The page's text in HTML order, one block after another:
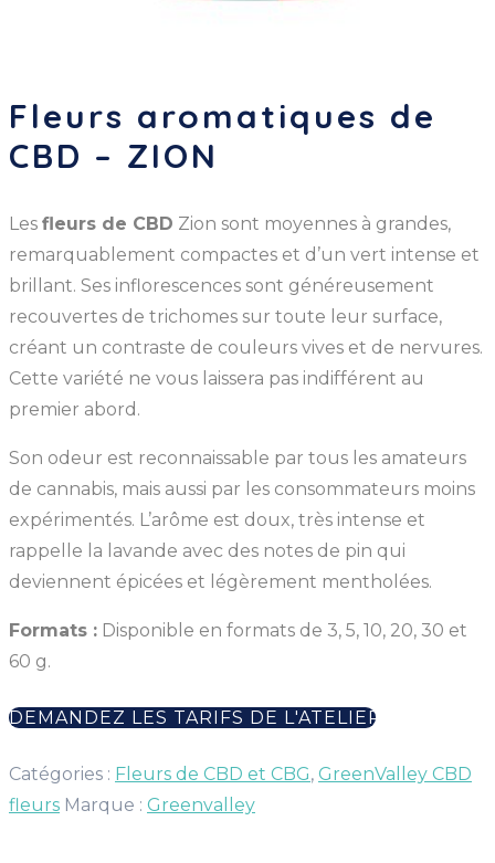
Fleurs aromatiques de
CBD – ZION
Les fleurs de CBD Zion sont moyennes à grandes,
remarquablement compactes et d’un vert intense et
brillant. Ses inflorescences sont généreusement
recouvertes de trichomes sur toute leur surface,
créant un contraste de couleurs vives et de nervures.
Cette variété ne vous laissera pas indifférent au
premier abord.
Son odeur est reconnaissable par tous les amateurs
de cannabis, mais aussi par les consommateurs moins
expérimentés. L’arôme est doux, très intense et
rappelle la lavande avec des notes de pin qui
deviennent épicées et légèrement mentholées.
Formats : Disponible en formats de 3, 5, 10, 20, 30 et
60 g.
DEMANDEZ LES TARIFS DE L'ATELIER
Catégories : Fleurs de CBD et CBG, GreenValley CBD
fleurs Marque : Greenvalley